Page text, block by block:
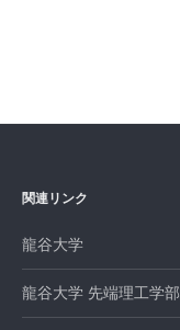
ー
ョ
ン
関連リンク
龍谷大学
龍谷大学 先端理工学部